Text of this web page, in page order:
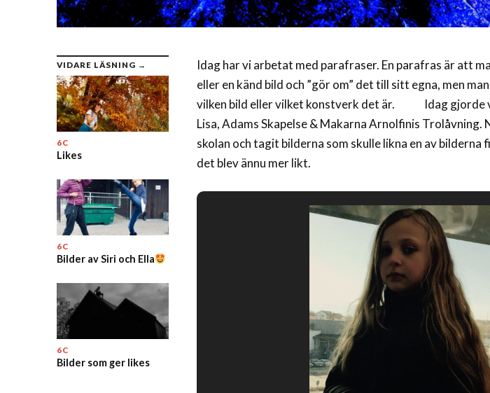
VIDARE LÄSNING →
6C
Likes
6C
Bilder av Siri och Ella
6C
Bilder som ger likes
Idag har vi arbetat med parafraser. En parafras är att
eller en känd bild och ”gör om” det till sitt egna, men
vilken bild eller vilket konstverk det är. Idag gjorde
Lisa, Adams Skapelse & Makarna Arnolfinis Trolåvning.
skolan och tagit bilderna som skulle likna en av bilderna
det blev ännu mer likt.